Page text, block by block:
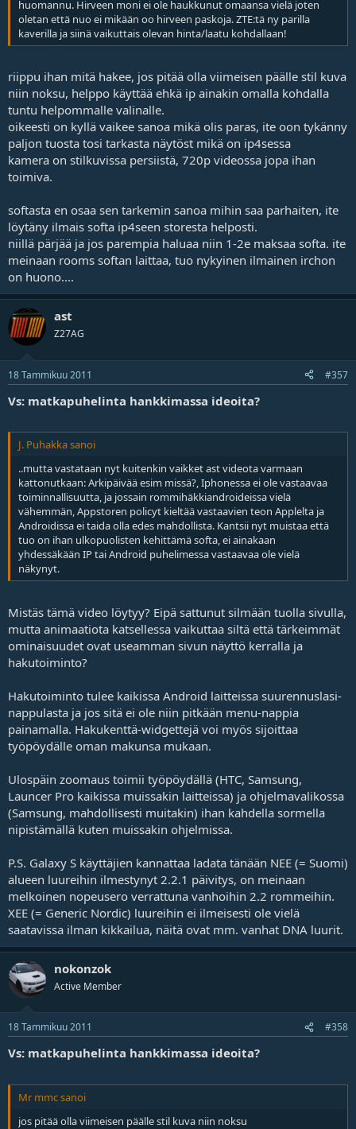
huomannu. Hirveen moni ei ole haukkunut omaansa vielä joten
oletan että nuo ei mikään oo hirveen paskoja. ZTE:tä ny parilla
kaverilla ja siinä vaikuttais olevan hinta/laatu kohdallaan!
riippu ihan mitä hakee, jos pitää olla viimeisen päälle stil kuva
niin noksu, helppo käyttää ehkä ip ainakin omalla kohdalla
tuntu helpommalle valinalle.
oikeesti on kyllä vaikee sanoa mikä olis paras, ite oon tykänny
paljon tuosta tosi tarkasta näytöst mikä on ip4sessa
kamera on stilkuvissa persiistä, 720p videossa jopa ihan
toimiva.
softasta en osaa sen tarkemin sanoa mihin saa parhaiten, ite
löytäny ilmais softa ip4seen storesta helposti.
niillä pärjää ja jos parempia haluaa niin 1-2e maksaa softa. ite
meinaan rooms softan laittaa, tuo nykyinen ilmainen irchon
on huono....
ast
Z27AG
18 Tammikuu 2011 #357
Vs: matkapuhelinta hankkimassa ideoita?
J. Puhakka sanoi
..mutta vastataan nyt kuitenkin vaikket ast videota varmaan
kattonutkaan: Arkipäivää esim missä?, Iphonessa ei ole vastaavaa
toiminnallisuutta, ja jossain rommihäkkiandroideissa vielä
vähemmän, Appstoren policyt kieltää vastaavien teon Applelta ja
Androidissa ei taida olla edes mahdollista. Kantsii nyt muistaa että
tuo on ihan ulkopuolisten kehittämä softa, ei ainakaan
yhdessäkään IP tai Android puhelimessa vastaavaa ole vielä
näkynyt.
Mistäs tämä video löytyy? Eipä sattunut silmään tuolla sivulla,
mutta animaatiota katsellessa vaikuttaa siltä että tärkeimmät
ominaisuudet ovat useamman sivun näyttö kerralla ja
hakutoiminto?
Hakutoiminto tulee kaikissa Android laitteissa suurennuslasi-
nappulasta ja jos sitä ei ole niin pitkään menu-nappia
painamalla. Hakukenttä-widgettejä voi myös sijoittaa
työpöydälle oman makunsa mukaan.
Ulospäin zoomaus toimii työpöydällä (HTC, Samsung,
Launcer Pro kaikissa muissakin laitteissa) ja ohjelmavalikossa
(Samsung, mahdollisesti muitakin) ihan kahdella sormella
nipistämällä kuten muissakin ohjelmissa.
P.S. Galaxy S käyttäjien kannattaa ladata tänään NEE (= Suomi)
alueen luureihin ilmestynyt 2.2.1 päivitys, on meinaan
melkoinen nopeusero verrattuna vanhoihin 2.2 rommeihin.
XEE (= Generic Nordic) luureihin ei ilmeisesti ole vielä
saatavissa ilman kikkailua, näitä ovat mm. vanhat DNA luurit.
nokonzok
Active Member
18 Tammikuu 2011 #358
Vs: matkapuhelinta hankkimassa ideoita?
Mr mmc sanoi
jos pitää olla viimeisen päälle stil kuva niin noksu